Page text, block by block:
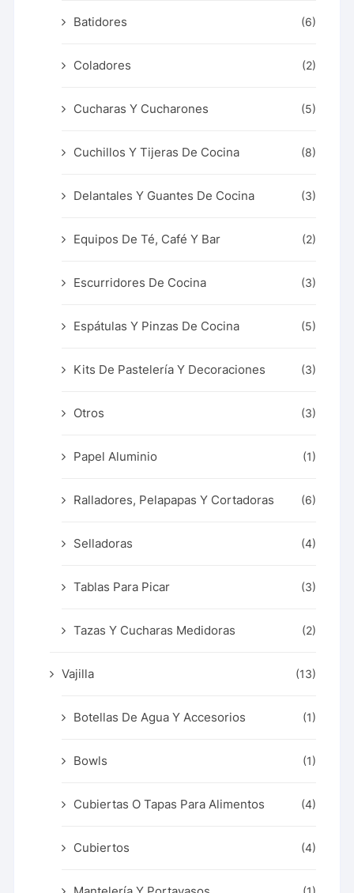
Batidores (6)
Coladores (2)
Cucharas Y Cucharones (5)
Cuchillos Y Tijeras De Cocina (8)
Delantales Y Guantes De Cocina (3)
Equipos De Té, Café Y Bar (2)
Escurridores De Cocina (3)
Espátulas Y Pinzas De Cocina (5)
Kits De Pastelería Y Decoraciones (3)
Otros (3)
Papel Aluminio (1)
Ralladores, Pelapapas Y Cortadoras (6)
Selladoras (4)
Tablas Para Picar (3)
Tazas Y Cucharas Medidoras (2)
Vajilla (13)
Botellas De Agua Y Accesorios (1)
Bowls (1)
Cubiertas O Tapas Para Alimentos (4)
Cubiertos (4)